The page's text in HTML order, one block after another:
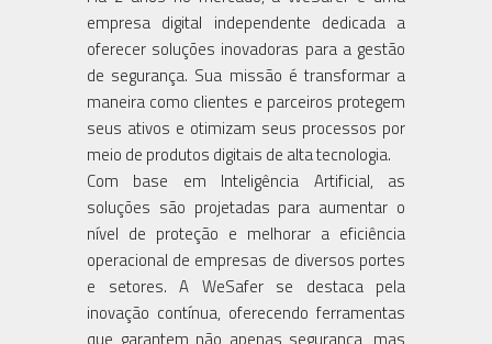
empresa digital independente dedicada a
oferecer soluções inovadoras para a gestão
de segurança. Sua missão é transformar a
maneira como clientes e parceiros protegem
seus ativos e otimizam seus processos por
meio de produtos digitais de alta tecnologia.
Com base em Inteligência Artificial, as
soluções são projetadas para aumentar o
nível de proteção e melhorar a eficiência
operacional de empresas de diversos portes
e setores. A WeSafer se destaca pela
inovação contínua, oferecendo ferramentas
que garantem não apenas segurança, mas